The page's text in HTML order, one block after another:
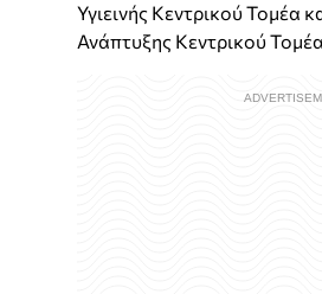
Υγιεινής Κεντρικού Τομέα
Ανάπτυξης Κεντρικού